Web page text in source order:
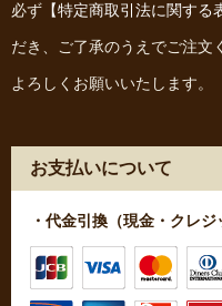
必ず 【特定商取引法に関する
だき、ご了承のうえでご注文
よろしくお願いいたします。
お支払いについて
・代金引換（現金・クレジ